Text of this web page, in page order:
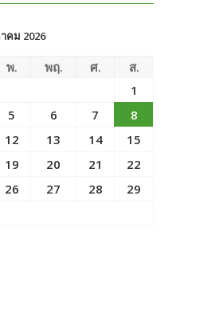
คม 2026
พ. พฤ. ศ.
ส.
1
5 6 7
8
12 13 14
15
19 20 21
22
26 27 28
29